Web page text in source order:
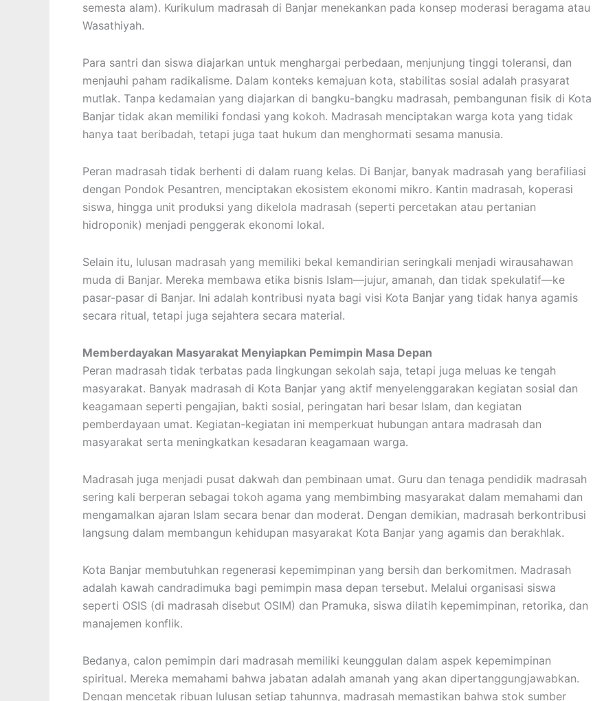
semesta alam). Kurikulum madrasah di Banjar menekankan pada konsep moderasi beragama atau
Wasathiyah.
Para santri dan siswa diajarkan untuk menghargai perbedaan, menjunjung tinggi toleransi, dan
menjauhi paham radikalisme. Dalam konteks kemajuan kota, stabilitas sosial adalah prasyarat
mutlak. Tanpa kedamaian yang diajarkan di bangku-bangku madrasah, pembangunan fisik di Kota
Banjar tidak akan memiliki fondasi yang kokoh. Madrasah menciptakan warga kota yang tidak
hanya taat beribadah, tetapi juga taat hukum dan menghormati sesama manusia.
Peran madrasah tidak berhenti di dalam ruang kelas. Di Banjar, banyak madrasah yang berafiliasi
dengan Pondok Pesantren, menciptakan ekosistem ekonomi mikro. Kantin madrasah, koperasi
siswa, hingga unit produksi yang dikelola madrasah (seperti percetakan atau pertanian
hidroponik) menjadi penggerak ekonomi lokal.
Selain itu, lulusan madrasah yang memiliki bekal kemandirian seringkali menjadi wirausahawan
muda di Banjar. Mereka membawa etika bisnis Islam—jujur, amanah, dan tidak spekulatif—ke
pasar-pasar di Banjar. Ini adalah kontribusi nyata bagi visi Kota Banjar yang tidak hanya agamis
secara ritual, tetapi juga sejahtera secara material.
Memberdayakan Masyarakat Menyiapkan Pemimpin Masa Depan
Peran madrasah tidak terbatas pada lingkungan sekolah saja, tetapi juga meluas ke tengah
masyarakat. Banyak madrasah di Kota Banjar yang aktif menyelenggarakan kegiatan sosial dan
keagamaan seperti pengajian, bakti sosial, peringatan hari besar Islam, dan kegiatan
pemberdayaan umat. Kegiatan-kegiatan ini memperkuat hubungan antara madrasah dan
masyarakat serta meningkatkan kesadaran keagamaan warga.
Madrasah juga menjadi pusat dakwah dan pembinaan umat. Guru dan tenaga pendidik madrasah
sering kali berperan sebagai tokoh agama yang membimbing masyarakat dalam memahami dan
mengamalkan ajaran Islam secara benar dan moderat. Dengan demikian, madrasah berkontribusi
langsung dalam membangun kehidupan masyarakat Kota Banjar yang agamis dan berakhlak.
Kota Banjar membutuhkan regenerasi kepemimpinan yang bersih dan berkomitmen. Madrasah
adalah kawah candradimuka bagi pemimpin masa depan tersebut. Melalui organisasi siswa
seperti OSIS (di madrasah disebut OSIM) dan Pramuka, siswa dilatih kepemimpinan, retorika, dan
manajemen konflik.
Bedanya, calon pemimpin dari madrasah memiliki keunggulan dalam aspek kepemimpinan
spiritual. Mereka memahami bahwa jabatan adalah amanah yang akan dipertanggungjawabkan.
Dengan mencetak ribuan lulusan setiap tahunnya, madrasah memastikan bahwa stok sumber